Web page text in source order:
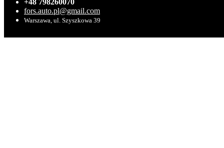
+48 798260070
fors.auto.pl@gmail.com
Warszawa, ul. Szyszkowa 39